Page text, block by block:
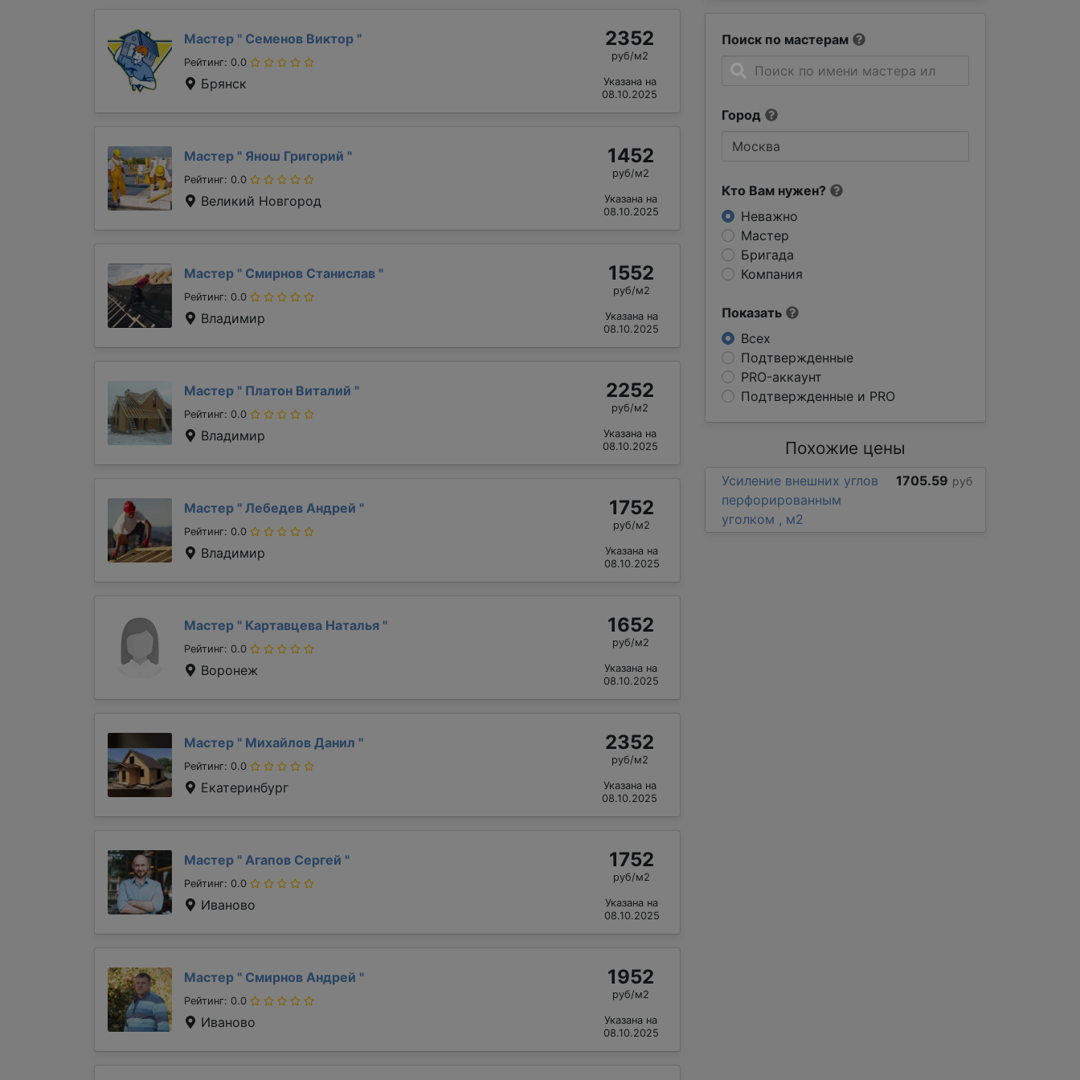
Поиск по мастерам
Город
Кто Вам нужен?
Неважно
Мастер
Бригада
Компания
Показать
Всех
Подтвержденные
PRO-аккаунт
Подтвержденные и PRO
Мастер " Семенов Виктор "
Рейтинг: 0.0
Брянск
2352
руб/м2
Указана на
08.10.2025
Мастер " Янош Григорий "
Рейтинг: 0.0
Великий Новгород
1452
руб/м2
Указана на
08.10.2025
Мастер " Смирнов Станислав "
Рейтинг: 0.0
Владимир
1552
руб/м2
Указана на
08.10.2025
Мастер " Платон Виталий "
Рейтинг: 0.0
Владимир
2252
руб/м2
Указана на
08.10.2025
Мастер " Лебедев Андрей "
Рейтинг: 0.0
Владимир
1752
руб/м2
Указана на
08.10.2025
Мастер " Картавцева Наталья "
Рейтинг: 0.0
Воронеж
1652
руб/м2
Указана на
08.10.2025
Мастер " Михайлов Данил "
Рейтинг: 0.0
Екатеринбург
2352
руб/м2
Указана на
08.10.2025
Мастер " Агапов Сергей "
Рейтинг: 0.0
Иваново
1752
руб/м2
Указана на
08.10.2025
Мастер " Смирнов Андрей "
Рейтинг: 0.0
Иваново
1952
руб/м2
Указана на
08.10.2025
Похожие цены
Усиление внешних углов
перфорированным
уголком , м2
1705.59 руб